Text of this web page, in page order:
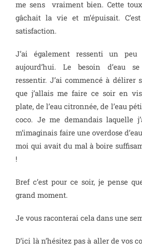
me sens vraiment bien. Cette
gâchait la vie et m’épuisait.
satisfaction.
J’ai également ressenti un
aujourd’hui. Le besoin d’eau
ressentir. J’ai commencé à délirer
que j’allais me faire ce soir en
plate, de l’eau citronnée, de l’eau
coco. Je me demandais laquelle
m’imaginais faire une overdose
moi qui avait du mal à boire
!
Bref c’est pour ce soir, je pense
grand moment.
Je vous raconterai cela dans une
D’ici là n’hésitez pas à aller de vos